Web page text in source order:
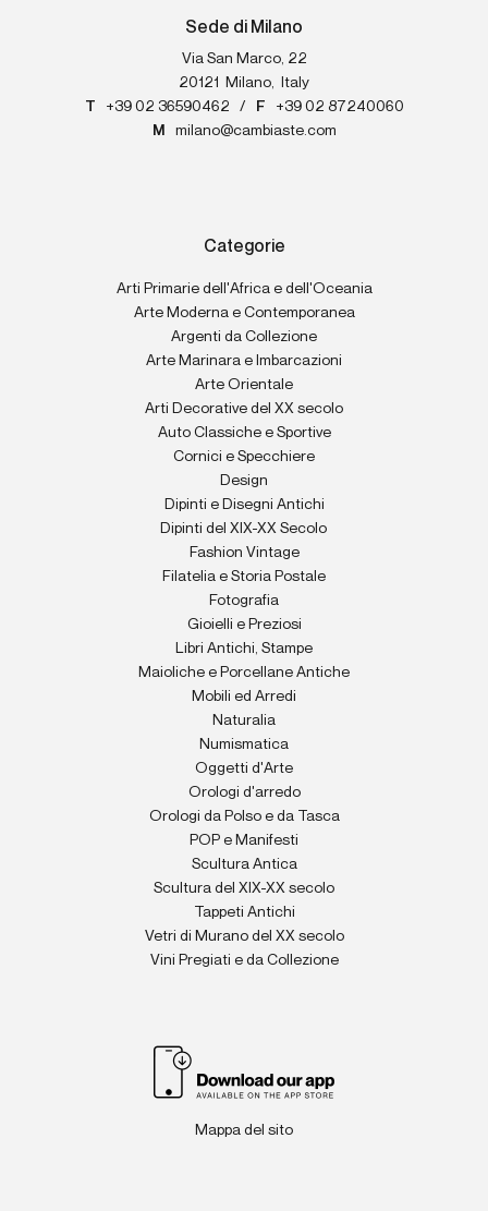
Sede di Milano
Via San Marco, 22
20121
Milano,
Italy
T
+39 02 36590462 / F
+39 02 87240060
M
milano@cambiaste.com
Categorie
Arti Primarie dell'Africa e dell'Oceania
Arte Moderna e Contemporanea
Argenti da Collezione
Arte Marinara e Imbarcazioni
Arte Orientale
Arti Decorative del XX secolo
Auto Classiche e Sportive
Cornici e Specchiere
Design
Dipinti e Disegni Antichi
Dipinti del XIX-XX Secolo
Fashion Vintage
Filatelia e Storia Postale
Fotografia
Gioielli e Preziosi
Libri Antichi, Stampe
Maioliche e Porcellane Antiche
Mobili ed Arredi
Naturalia
Numismatica
Oggetti d'Arte
Orologi d'arredo
Orologi da Polso e da Tasca
POP e Manifesti
Scultura Antica
Scultura del XIX-XX secolo
Tappeti Antichi
Vetri di Murano del XX secolo
Vini Pregiati e da Collezione
Mappa del sito